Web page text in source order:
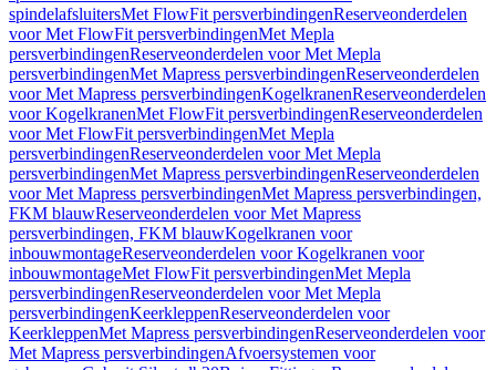
spindelafsluitersMet FlowFit persverbindingenReserveonderdelen
voor Met FlowFit persverbindingenMet Mepla
persverbindingenReserveonderdelen voor Met Mepla
persverbindingenMet Mapress persverbindingenReserveonderdelen
voor Met Mapress persverbindingenKogelkranenReserveonderdelen
voor KogelkranenMet FlowFit persverbindingenReserveonderdelen
voor Met FlowFit persverbindingenMet Mepla
persverbindingenReserveonderdelen voor Met Mepla
persverbindingenMet Mapress persverbindingenReserveonderdelen
voor Met Mapress persverbindingenMet Mapress persverbindingen,
FKM blauwReserveonderdelen voor Met Mapress
persverbindingen, FKM blauwKogelkranen voor
inbouwmontageReserveonderdelen voor Kogelkranen voor
inbouwmontageMet FlowFit persverbindingenMet Mepla
persverbindingenReserveonderdelen voor Met Mepla
persverbindingenKeerkleppenReserveonderdelen voor
KeerkleppenMet Mapress persverbindingenReserveonderdelen voor
Met Mapress persverbindingenAfvoersystemen voor